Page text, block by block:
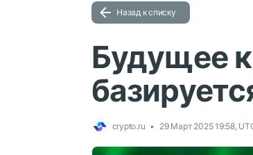
Назад к списку
Будущее
crypto.ru 29 Март 2025 19:58,